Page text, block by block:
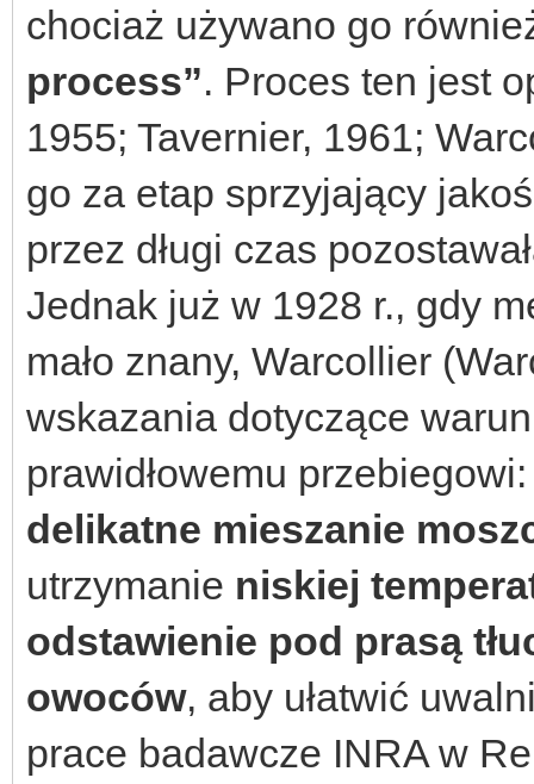
chociaż używano go
process”. Proces ten jest
1955; Tavernier, 1961;
go za etap sprzyjający
przez długi czas
Jednak już w 1928 r., gdy
mało znany, Warcollier
wskazania dotyczące
prawidłowemu przebiegowi:
delikatne mieszanie
utrzymanie niskiej
odstawienie pod prasą
owoców, aby ułatwić
prace badawcze INRA w